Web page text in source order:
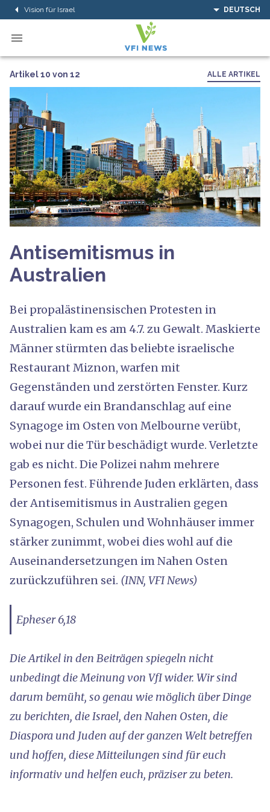
Vision für Israel DEUTSCH
Artikel 10 von 12 ALLE ARTIKEL
Antisemitismus in
Australien
Bei propalästinensischen Protesten in
Australien kam es am 4.7. zu Gewalt. Maskierte
Männer stürmten das beliebte israelische
Restaurant Miznon, warfen mit
Gegenständen und zerstörten Fenster. Kurz
darauf wurde ein Brandanschlag auf eine
Synagoge im Osten von Melbourne verübt,
wobei nur die Tür beschädigt wurde. Verletzte
gab es nicht. Die Polizei nahm mehrere
Personen fest. Führende Juden erklärten, dass
der Antisemitismus in Australien gegen
Synagogen, Schulen und Wohnhäuser immer
stärker zunimmt, wobei dies wohl auf die
Auseinandersetzungen im Nahen Osten
zurückzuführen sei. (INN, VFI News)
Epheser 6,18
Die Artikel in den Beiträgen spiegeln nicht
unbedingt die Meinung von VfI wider. Wir sind
darum bemüht, so genau wie möglich über Dinge
zu berichten, die Israel, den Nahen Osten, die
Diaspora und Juden auf der ganzen Welt betreffen
und hoffen, diese Mitteilungen sind für euch
informativ und helfen euch, präziser zu beten.